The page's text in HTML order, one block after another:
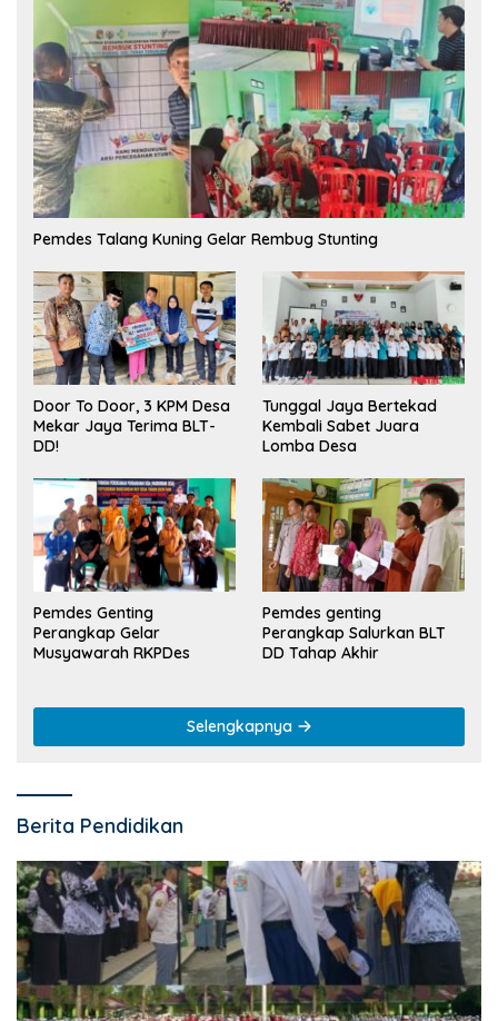
Pemdes Talang Kuning Gelar Rembug Stunting
Door To Door, 3 KPM Desa
Mekar Jaya Terima BLT-
DD!
Tunggal Jaya Bertekad
Kembali Sabet Juara
Lomba Desa
Pemdes Genting
Perangkap Gelar
Musyawarah RKPDes
Pemdes genting
Perangkap Salurkan BLT
DD Tahap Akhir
Selengkapnya
Berita Pendidikan